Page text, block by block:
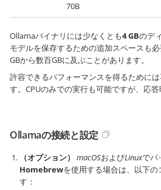
70B
Ollamaバイナリには少なくとも4 GBのデ
モデルを保存するための追加スペースも
GBから数百GBに及ぶことがあります。
許容できるパフォーマンスを得るために
す。CPUのみでの実行も可能ですが、応答
Ollamaの接続と設定
（オプション） macOSおよびLinuxでパ
Homebrewを使用する場合は、以下
す：